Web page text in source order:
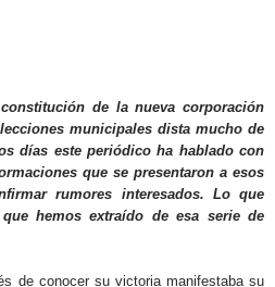
de la nueva corporación
municipales dista mucho de
días este periódico ha hablado con
que se presentaron a esos
rumores interesados. Lo que
hemos extraído de esa serie de
de conocer su victoria manifestaba su